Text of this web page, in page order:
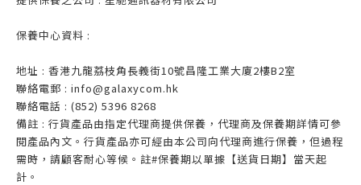
保養中心資料 :
地址 : 香港九龍荔枝角長義街10號昌隆工業大廈2樓B2室
聯絡電郵 : info@galaxycom.hk
聯絡電話 : (852) 5396 8268
備註 : 行貨產品由指定代理商提供保養，代理商及保養期詳情可參
閱產品內文。行貨產品亦可經由本公司向代理商進行保養，但過程
需時，請顧客耐心等候。註#保養期以單據【送貨日期】當天起
計。